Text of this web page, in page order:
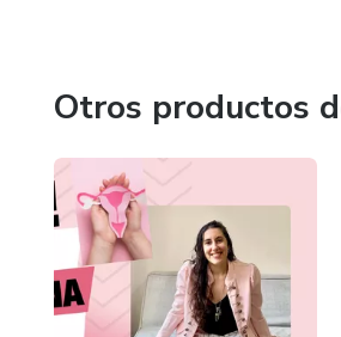
Otros productos